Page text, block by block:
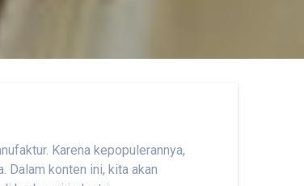
Karena kepopulerannya,
Dalam konten ini, kita akan